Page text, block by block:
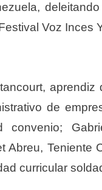
Voz Inces
aprendiz
de
convenio;
Abreu, Teniente
curricular